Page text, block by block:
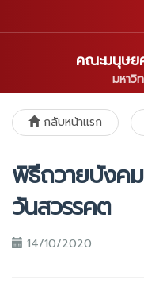
คณะมนุษย
มหาวิ
กลับหน้าแรก
พิธีถวายบังคม
วันสวรรคต
14/10/2020